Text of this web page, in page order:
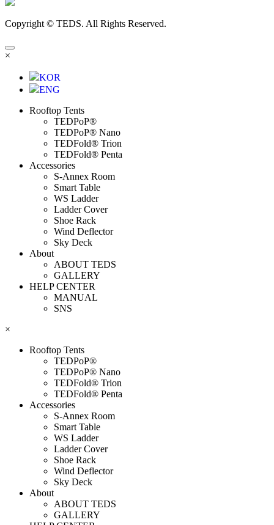
Copyright © TEDS. All Rights Reserved.
×
KOR
ENG
Rooftop Tents
TEDPoP®
TEDPoP® Nano
TEDFold® Trion
TEDFold® Penta
Accessories
S-Annex Room
Smart Table
WS Ladder
Ladder Cover
Shoe Rack
Wind Deflector
Sky Deck
About
ABOUT TEDS
GALLERY
HELP CENTER
MANUAL
SNS
×
Rooftop Tents
TEDPoP®
TEDPoP® Nano
TEDFold® Trion
TEDFold® Penta
Accessories
S-Annex Room
Smart Table
WS Ladder
Ladder Cover
Shoe Rack
Wind Deflector
Sky Deck
About
ABOUT TEDS
GALLERY